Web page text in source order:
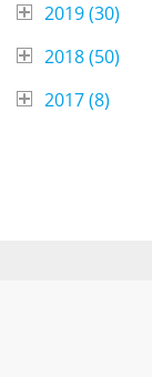
2019 (30)
2018 (50)
2017 (8)